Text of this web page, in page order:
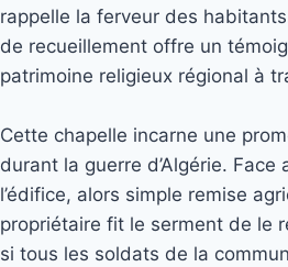
rappelle la ferveur des
de recueillement offre un
patrimoine religieux régional à
Cette chapelle incarne une
durant la guerre d’Algérie.
l’édifice, alors simple remise
propriétaire fit le serment de le
si tous les soldats de la